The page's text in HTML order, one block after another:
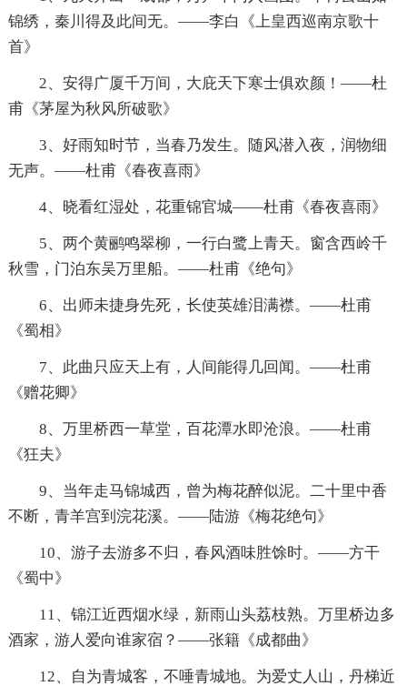
锦绣，秦川得及此间无。——李白《上皇西巡南京歌十
首》
2、安得广厦千万间，大庇天下寒士俱欢颜！——杜
甫《茅屋为秋风所破歌》
3、好雨知时节，当春乃发生。随风潜入夜，润物细
无声。——杜甫《春夜喜雨》
4、晓看红湿处，花重锦官城——杜甫《春夜喜雨》
5、两个黄鹂鸣翠柳，一行白鹭上青天。窗含西岭千
秋雪，门泊东吴万里船。——杜甫《绝句》
6、出师未捷身先死，长使英雄泪满襟。——杜甫
《蜀相》
7、此曲只应天上有，人间能得几回闻。——杜甫
《赠花卿》
8、万里桥西一草堂，百花潭水即沧浪。——杜甫
《狂夫》
9、当年走马锦城西，曾为梅花醉似泥。二十里中香
不断，青羊宫到浣花溪。——陆游《梅花绝句》
10、游子去游多不归，春风酒味胜馀时。——方干
《蜀中》
11、锦江近西烟水绿，新雨山头荔枝熟。万里桥边多
酒家，游人爱向谁家宿？——张籍《成都曲》
12、自为青城客，不唾青城地。为爱丈人山，丹梯近